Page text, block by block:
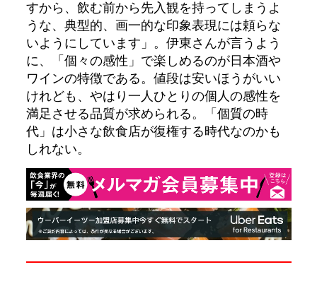
すから、飲む前から先入観を持ってしまうよ
うな、典型的、画一的な印象表現には頼らな
いようにしています」。伊東さんが言うよう
に、「個々の感性」で楽しめるのが日本酒や
ワインの特徴である。値段は安いほうがいい
けれども、やはり一人ひとりの個人の感性を
満足させる品質が求められる。「個質の時
代」は小さな飲食店が復権する時代なのかも
しれない。